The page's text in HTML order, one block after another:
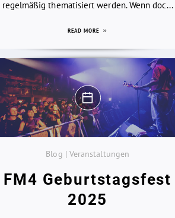
regelmäßig thematisiert werden. Wenn doc...
READ MORE
Blog | Veranstaltungen
FM4 Geburtstagsfest
2025